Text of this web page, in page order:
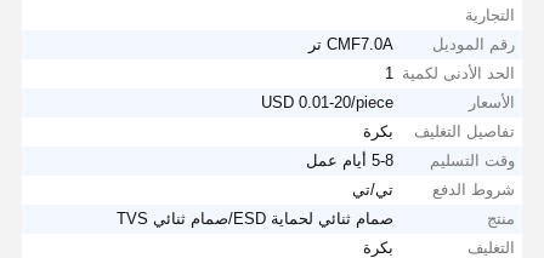
التجارية
رقم الموديل
CMF7.0A تر
الحد الأدنى لكمية
1
الأسعار
USD 0.01-20/piece
تفاصيل التغليف
بكرة
وقت التسليم
5-8 أيام عمل
شروط الدفع
تي/تي
منتج
صمام ثنائي لحماية ESD/صمام ثنائي TVS
التغليف
بكرة